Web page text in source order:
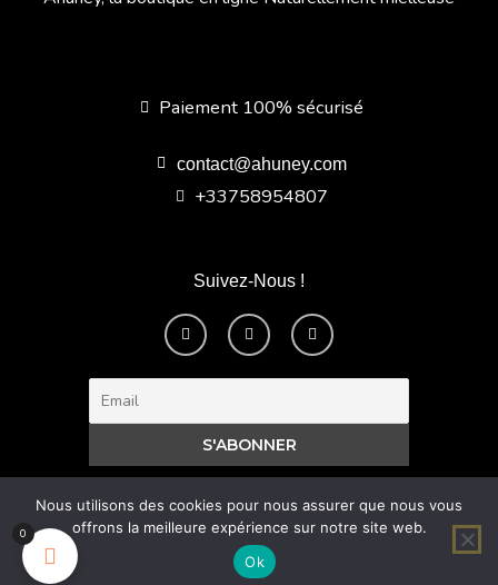
Suivez-Nous !
F
a
c
b
k
I
n
s
a
a
m
Y
o
u
u
Paiement 100% sécurisé
contact@ahuney.com
+33758954807
0
Nous utilisons des cookies pour nous assurer que nous vous
offrons la meilleure expérience sur notre site web.
Ok